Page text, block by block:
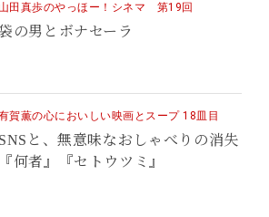
山田真歩のやっほー！シネマ 第19回
の男とボナセーラ
賀薫の心においしい映画とスープ 18皿目
SNSと、無意味なおしゃべりの消失
『何者』『セトウツミ』